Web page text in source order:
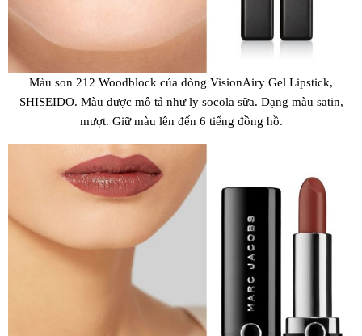
Màu son 212 Woodblock của dòng VisionAiry Gel Lipstick,
SHISEIDO. Màu được mô tả như ly socola sữa. Dạng màu satin,
mượt. Giữ màu lên đến 6 tiếng đồng hồ.